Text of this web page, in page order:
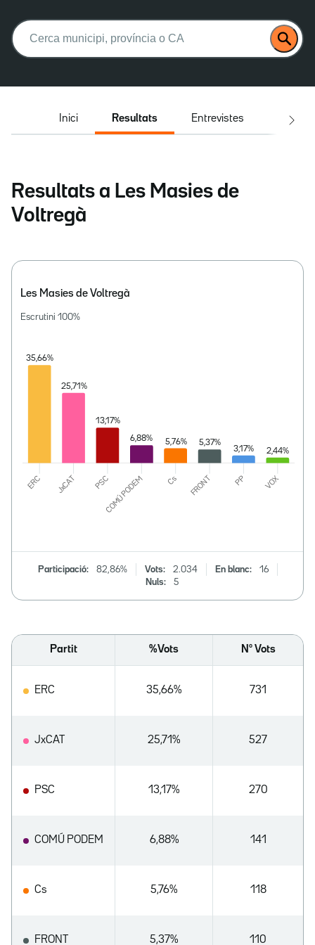
Buscar:
Inici Resultats Entrevistes El
Resultats a Les Masies de
Voltregà
Les Masies de Voltregà
Escrutini 100%
Participació: 82,86% Vots: 2.034 En blanc:
16
Nuls:
5
Partit %Vots Nº Vots
ERC 35,66% 731
JxCAT 25,71% 527
PSC 13,17% 270
COMÚ PODEM 6,88% 141
Cs 5,76% 118
FRONT 5,37% 110